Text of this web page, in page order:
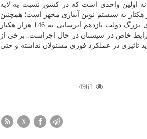
اولین واحدی است که در کشور نسبت به لایه
از 150 هزار هکتار زمین استان هرمزگان ، 102 هزار هکتار به سیستم نوین آبیاری مجهز است؛ همچنین
بسیاری از زمین ها درحال تجهیز به سیستم آبیاری قطره ای و بارانی هستند. یکی از طرح های بزرگ دولت یازدهم آبرسانی به 146 هزار هکتار
که 46 هزار هکتار آن ابتدا به دلیل شرایط خاص در سیستان در حال اجراست. برخی از
در عملکرد فوری مسئولان نداشته و حتی
4961
X